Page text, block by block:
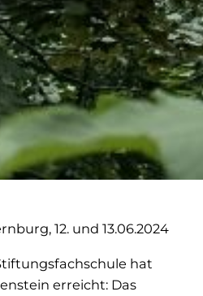
12. und 13.06.2024
hat
erreicht: Das